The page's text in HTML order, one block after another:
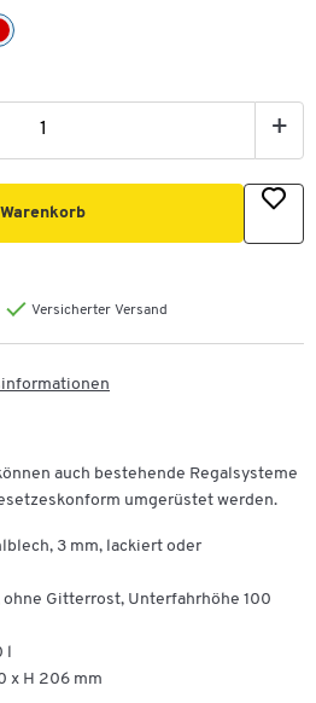
+
Versicherter Versand
auch bestehende Regalsysteme
umgerüstet werden.
3 mm, lackiert oder
ohne Gitterrost, Unterfahrhöhe 100
l
x H 206 mm